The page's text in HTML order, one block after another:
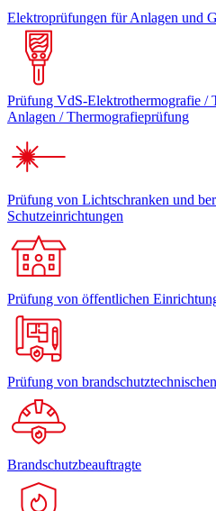
Elektroprüfungen für Anlagen und
Prüfung VdS-Elektrothermografie /
Anlagen / Thermografieprüfung
Prüfung von Lichtschranken und
Schutzeinrichtungen
Prüfung von öffentlichen
Prüfung von
Brandschutzbeauftragte